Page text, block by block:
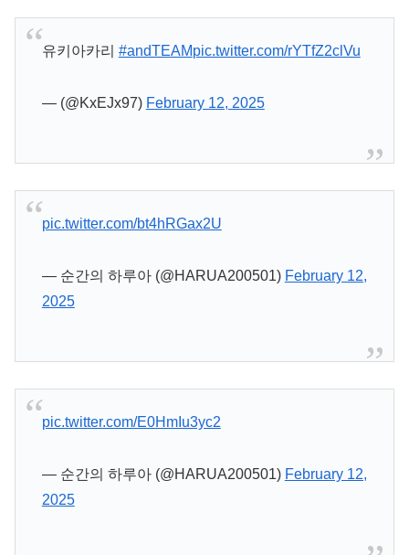
유키아카리 #andTEAMpic.twitter.com/rYTfZ2clVu
— (@KxEJx97) February 12, 2025
pic.twitter.com/bt4hRGax2U
— 순간의 하루아 (@HARUA200501) February 12,
2025
pic.twitter.com/E0HmIu3yc2
— 순간의 하루아 (@HARUA200501) February 12,
2025